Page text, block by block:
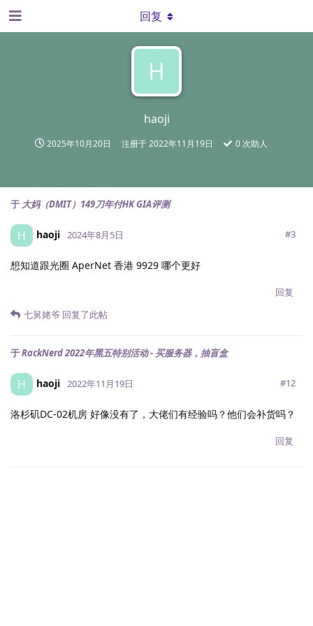
H
haoji
2025年10月20日 注册于2022年11月19日 0 次助人
回复
于 大妈（DMIT）149刀年付HK GIA评测
H haoji 2024年8月5日 #3
想知道跟光圈 AperNet 香港 9929 哪个更好
回复
七舅姥爷 回复了此帖
于RackNerd 2022年黑五特别活动 - 买服务器，抽盲盒
H haoji 2022年11月19日 #12
洛杉矶DC-02机房 好像没有了，大佬们有经验吗？他们会补货吗？
回复